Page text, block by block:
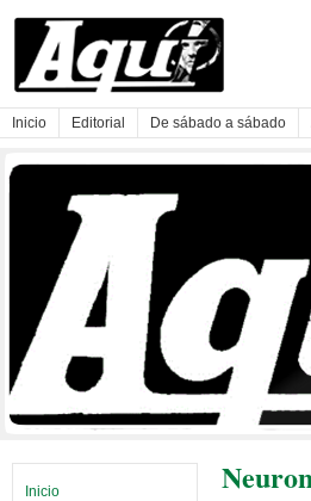
Inicio Editorial De sábado a sábado
Inicio